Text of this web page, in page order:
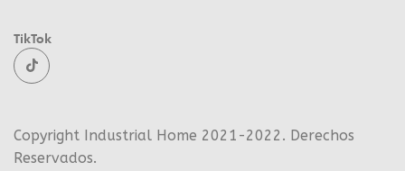
TikTok
Copyright Industrial Home 2021-2022. Derechos
Reservados.